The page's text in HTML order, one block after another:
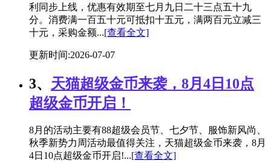
利同步上线，优惠有效期至七月九日二十三点五十九
分。消费满一百五十元可抵扣十五元，满两百元立减三
十元，采购金额...[查看全文]
更新时间:2026-07-07
3、 天猫超级金币来袭，8月4日10点
超级金币开启！
8月的活动主要有88超级会员节、七夕节、服饰新风尚、
秋季新势力周活动最值得关注，天猫超级金币来袭，8月
4日10点超级金币开启!...[查看全文]